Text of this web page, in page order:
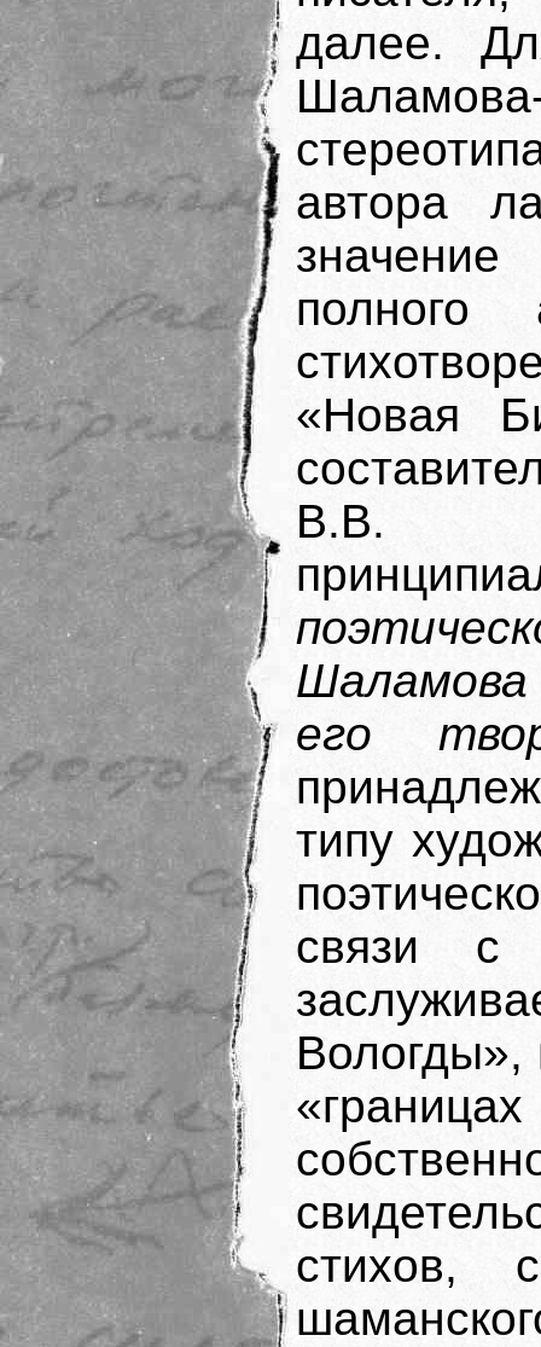
далее.
автора
полного
«Новая
В.В.
Шаламова
его
типу
связи с
стихов,